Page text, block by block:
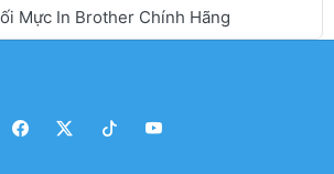
Mực In Brother Chính Hãng